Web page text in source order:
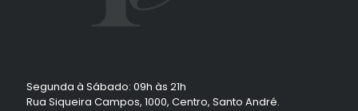
Segunda à Sábado: 09h às 21h
Rua Siqueira Campos, 1000, Centro, Santo André.